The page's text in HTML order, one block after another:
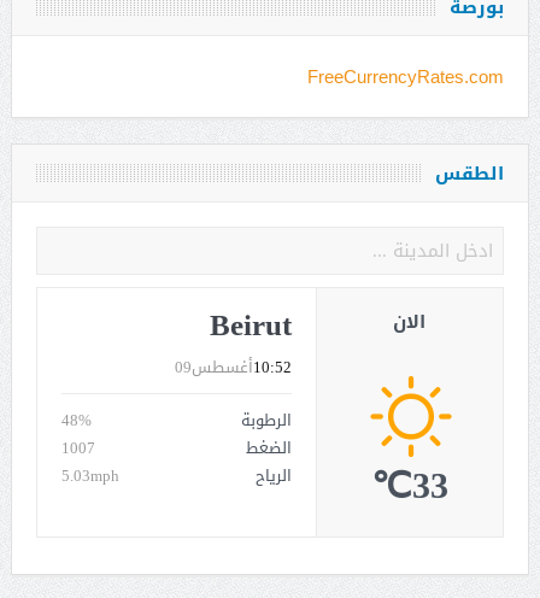
بورصة
FreeCurrencyRates.com
الطقس
Beirut
أغسطس0910:52
الرطوبة
48%
الضغط
1007
الرياح
5.03mph
الان
33℃